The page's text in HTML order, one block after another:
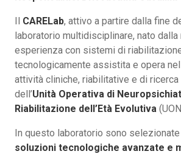
Il CARELab, attivo a partire dalla fine
laboratorio multidisciplinare, nato dalla
esperienza con sistemi di
tecnologicamente assistita e opera
attività cliniche, riabilitative e di
dell’Unità Operativa di
Riabilitazione dell’Età Evolutiva
In questo laboratorio sono
soluzioni tecnologiche avanzate e